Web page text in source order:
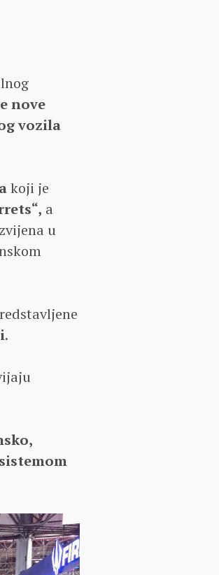
nove
vozila
koji je
a
u
.
sistemom